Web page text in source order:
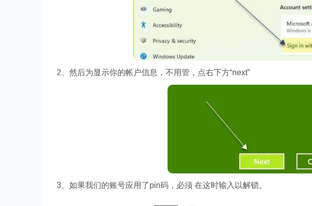
2、然后为显示你的帐户信息，不用管，点右下方“next”
3、如果我们的账号应用了pin码，必须 在这时输入以解锁。